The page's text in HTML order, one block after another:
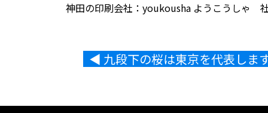
神田の印刷会社：youkousha ようこうしゃ
◀︎ 九段下の桜は東京を代表しま